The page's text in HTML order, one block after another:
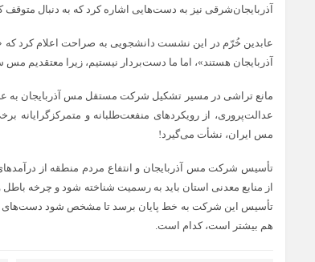
آذربایجان‌شرقی نیز به دست‌هایی اشاره کرد که به دنبال متوقف
عابدین خُرّم در این نشست دانشجویی به صراحت اعلام کرد
آذربایجان هستند»، اما ما دست‌بردار نیستیم، زیرا معتقدیم
مانع تراشی در مسیر تشکیل شرکت مستقل مس آذربایجان به
عدالت‌پروری، از رویکردهای منفعت‌طلبانه و
مس ایران، نشأت می‌گیرد!
تأسیس شرکت مس آذربایجان و انتفاع مردم منطقه از
از منابع معدنی استان باید به رسمیت شناخته شود و چرخه
تأسیس این شرکت به خط پایان برسد تا مشخص شود دست‌های
هم بیشتر است، کدام است.